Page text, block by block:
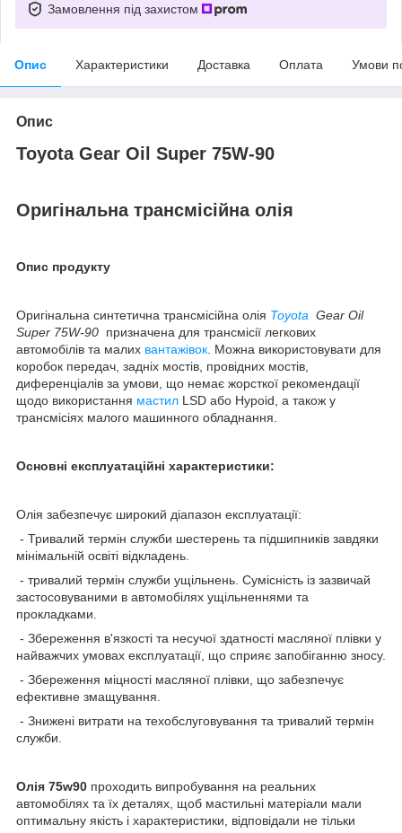
Замовлення під захистом
Опис Характеристики Доставка Оплата Умови
Опис
Toyota Gear Oil Super 75W-90
Оригінальна трансмісійна олія
Опис продукту
Оригінальна синтетична трансмісійна олія Toyota Gear Oil
Super 75W-90 призначена для трансмісії легкових
автомобілів та малих вантажівок . Можна використовувати для
коробок передач, задніх мостів, провідних мостів,
диференціалів за умови, що немає жорсткої рекомендації
щодо використання мастил LSD або Hypoid, а також у
трансмісіях малого машинного обладнання.
Основні експлуатаційні характеристики:
Олія забезпечує широкий діапазон експлуатації:
- Тривалий термін служби шестерень та підшипників завдяки
мінімальній освіті відкладень.
- тривалий термін служби ущільнень. Сумісність із зазвичай
застосовуваними в автомобілях ущільненнями та
прокладками.
- Збереження в'язкості та несучої здатності масляної плівки у
найважчих умовах експлуатації, що сприяє запобіганню зносу.
- Збереження міцності масляної плівки, що забезпечує
ефективне змащування.
- Знижені витрати на техобслуговування та тривалий термін
служби.
Олія 75w90 проходить випробування на реальних
автомобілях та їх деталях, щоб мастильні матеріали мали
оптимальну якість і характеристики, відповідали не тільки